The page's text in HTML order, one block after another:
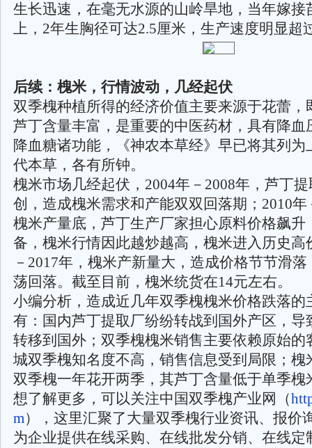
生长迅速，在毫无水源的山岭旱地，当年嫁接
上，2年生胸径可达2.5厘米，生产速度明显超
后续：槐米，行情波动，几经起伏
双季槐种植所得的经济价值主要来源于花蕾，
芦丁含量丰富，是重要的中医药材，具有降血
降血糖诸功能，《神农本草经》早已将其列为
代本草，各有所钟。
槐米市场几经起伏，2004年－2008年，芦丁
创，造成槐米需求和产能双双回落期；2010年
槐米产量底，芦丁生产厂家担心原料价格飙升
备，槐米行情因此越炒越高，槐米进入历史高
－2017年，槐米产新量大，造成价格节节滑
荡回落。截至目前，槐米统货在14元左右。
小编分析，造成近几年双季槐槐米价格跌落的
有：国内芦丁提取厂纷纷转战到国外产区，导
转移到国外；双季槐槐米销售主要依赖原始的
城双季槐知名度不高，销售信息受到局限；槐
双季槐一年花开两季，其芦丁含量低于单季槐
想了解更多，可以关注中国双季槐产业网（
m），这里汇聚了大量双季槐行业资讯、报价
为企业提供在线采购、在线批发分销、在线定